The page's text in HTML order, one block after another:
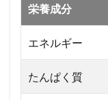
栄養成分
エネルギー
たんぱく質